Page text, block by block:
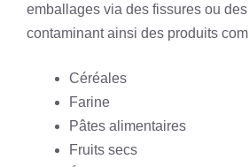
emballages via des fissures ou
contaminant ainsi des produits
Céréales
Farine
Pâtes alimentaires
Fruits secs